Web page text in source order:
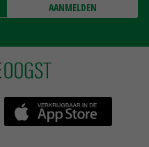
AANMELDEN